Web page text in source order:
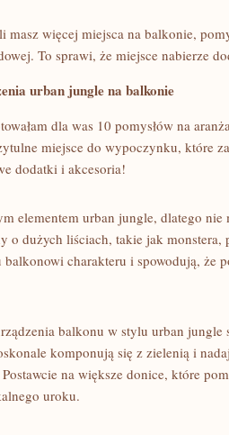
masz⁢ więcej ⁤miejsca na balkonie,
To sprawi, że miejsce nabierze
urban jungle na balkonie
dla was 10 pomysłów na
miejsce do‌ wypoczynku, które
‍dodatki i akcesoria!
elementem urban jungle, dlatego nie
o dużych liściach, takie jak monstera,
⁤charakteru i⁤ spowodują, że
balkonu w stylu urban jungle
komponują się z zielenią i
na większe donice, które
uroku.